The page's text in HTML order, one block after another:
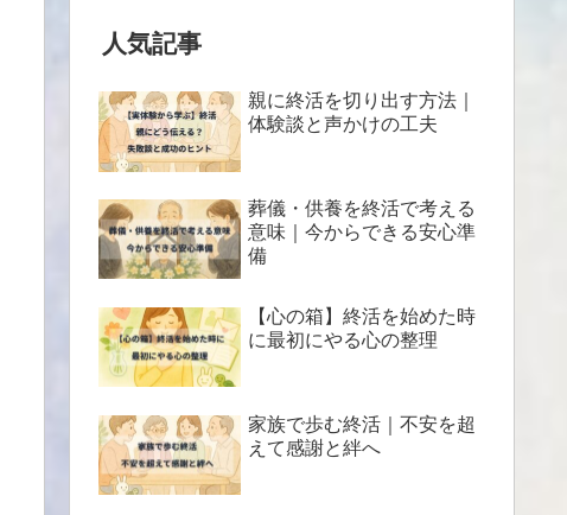
人気記事
親に終活を切り出す方法｜
体験談と声かけの工夫
葬儀・供養を終活で考える
意味｜今からできる安心準
備
【心の箱】終活を始めた時
に最初にやる心の整理
家族で歩む終活｜不安を超
えて感謝と絆へ